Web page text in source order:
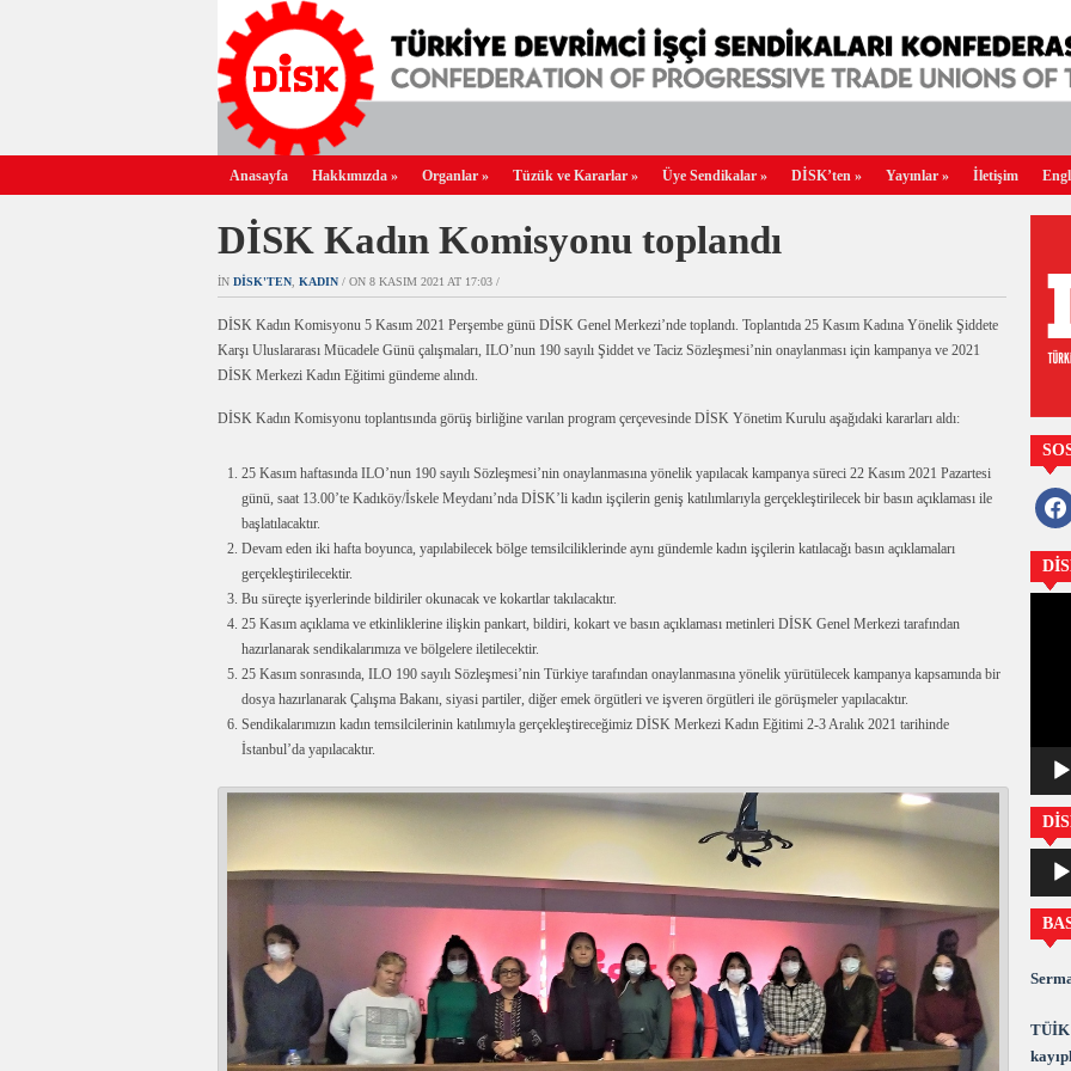
Anasayfa Hakkımızda » Organlar » Tüzük ve Kararlar » Üye Sendikalar » DİSK’ten » Yayınlar » İletişim
DİSK Kadın Komisyonu toplandı
IN DİSK'TEN KADIN / ON 8 KASIM 2021 AT 17:03 /
DİSK Kadın Komisyonu 5 Kasım 2021 Perşembe günü DİSK Genel Merkezi’nde toplandı. Toplantıda 25 Kasım Kadına Yönelik Şiddete
Karşı Uluslararası Mücadele Günü çalışmaları, ILO’nun 190 sayılı Şiddet ve Taciz Sözleşmesi’nin onaylanması için kampanya ve 2021
DİSK Merkezi Kadın Eğitimi gündeme alındı.
DİSK Kadın Komisyonu toplantısında görüş birliğine varılan program çerçevesinde DİSK Yönetim Kurulu aşağıdaki kararları aldı:
25 Kasım haftasında ILO’nun 190 sayılı Sözleşmesi’nin onaylanmasına yönelik yapılacak kampanya süreci 22 Kasım 2021 Pazartesi
günü, saat 13.00’te Kadıköy/İskele Meydanı’nda DİSK’li kadın işçilerin geniş katılımlarıyla gerçekleştirilecek bir basın açıklaması ile
başlatılacaktır.
Devam eden iki hafta boyunca, yapılabilecek bölge temsilciliklerinde aynı gündemle kadın işçilerin katılacağı basın açıklamaları
gerçekleştirilecektir.
Bu süreçte işyerlerinde bildiriler okunacak ve kokartlar takılacaktır.
25 Kasım açıklama ve etkinliklerine ilişkin pankart, bildiri, kokart ve basın açıklaması metinleri DİSK Genel Merkezi tarafından
hazırlanarak sendikalarımıza ve bölgelere iletilecektir.
25 Kasım sonrasında, ILO 190 sayılı Sözleşmesi’nin Türkiye tarafından onaylanmasına yönelik yürütülecek kampanya kapsamında bir
dosya hazırlanarak Çalışma Bakanı, siyasi partiler, diğer emek örgütleri ve işveren örgütleri ile görüşmeler yapılacaktır.
Sendikalarımızın kadın temsilcilerinin katılımıyla gerçekleştireceğimiz DİSK Merkezi Kadın Eğitimi 2-3 Aralık 2021 tarihinde
İstanbul’da yapılacaktır.
oynatıcı
TÜİK